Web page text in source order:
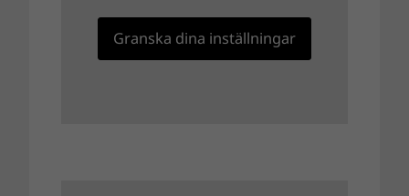
Granska dina inställningar